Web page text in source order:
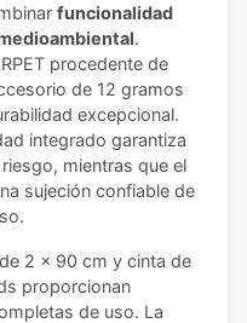
funcionalidad
.
procedente de
de 12 gramos
excepcional.
integrado garantiza
mientras que el
sujeción confiable de
2 x 90 cm y cinta de
proporcionan
de uso. La